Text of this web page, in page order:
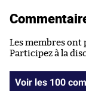
Les membres ont
Participez à la
Voir